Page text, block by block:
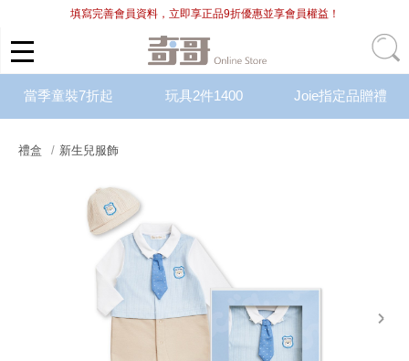
填寫完善會員資料，立即享正品9折優惠並享會員權益！
當季童裝7折起 玩具2件1400 Joie指定品贈禮
禮盒 新生兒服飾
next